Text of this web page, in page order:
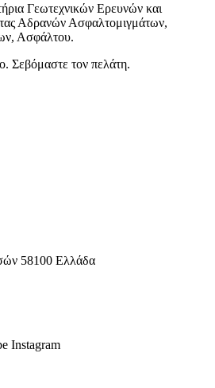
Γεωτεχνικών Ερευνών και
Αδρανών Ασφαλτομιγμάτων,
Ασφάλτου.
Σεβόμαστε τον πελάτη.
58100 Ελλάδα
Instagram